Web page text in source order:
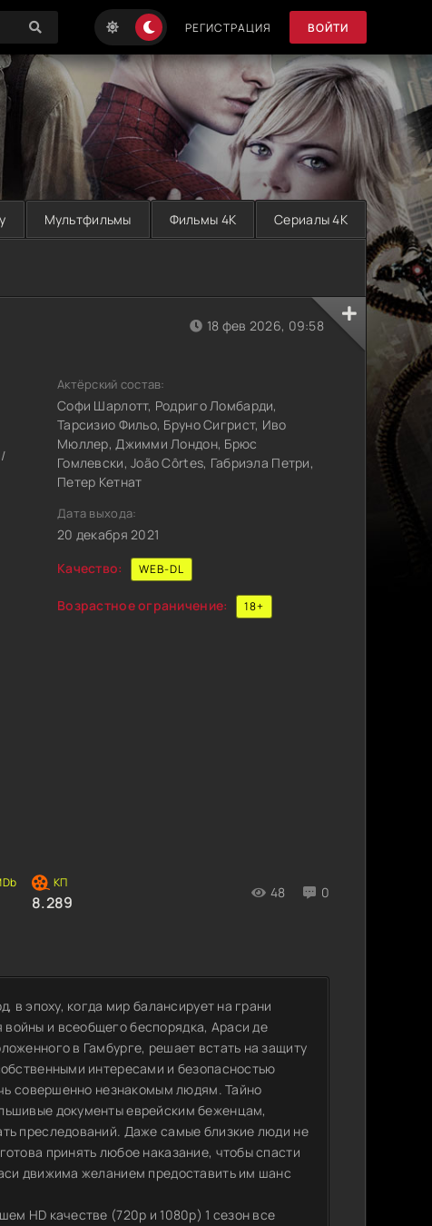
РЕГИСТРАЦИЯ ВОЙТИ
Мультфильмы Фильмы 4K Сериалы 4K
/
8.289
48 0
18 фев 2026, 09:58
Актёрский состав:
Софи Шарлотт, Родриго Ломбарди,
Тарсизио Фильо, Бруно Сигрист, Иво
Мюллер, Джимми Лондон, Брюс
Гомлевски, João Côrtes, Габриэла Петри,
Петер Кетнат
Дата выхода:
20 декабря 2021
Качество:
WEB-DL
Возрастное ограничение: 18+
в эпоху, когда мир балансирует на грани
и всеобщего беспорядка, Араси де
в Гамбурге, решает встать на защиту
интересами и безопасностью
совершенно незнакомым людям. Тайно
документы еврейским беженцам,
преследований. Даже самые близкие люди не
принять любое наказание, чтобы спасти
движима желанием предоставить им шанс
HD качестве (720p и 1080p) 1 сезон все